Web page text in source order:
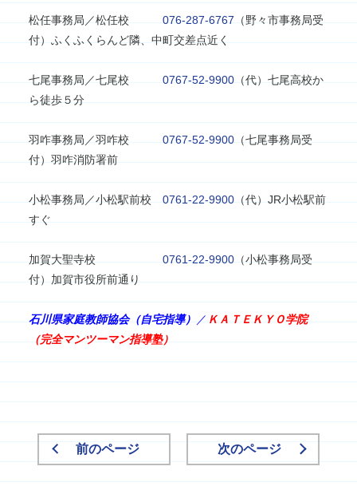
松任事務局／松任校 076-287-6767 （野々市事務局受
付）ふくふくらんど隣、中町交差点近く
七尾事務局／七尾校 0767-52-9900（代）七尾高校か
ら徒歩５分
羽咋事務局／羽咋校 0767-52-9900（七尾事務局受
付）羽咋消防署前
小松事務局／小松駅前校 0761-22-9900（代）JR小松駅前
すぐ
加賀大聖寺校 0761-22-9900（小松事務局受
付）加賀市役所前通り
石川県家庭教師協会（自宅指導） ／ ＫＡＴＥＫＹＯ学院
（完全マンツーマン指導塾）
前のページ 次のページ